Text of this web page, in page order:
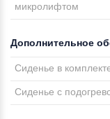
микролифтом
Дополнительное
Сиденье в
Сиденье с